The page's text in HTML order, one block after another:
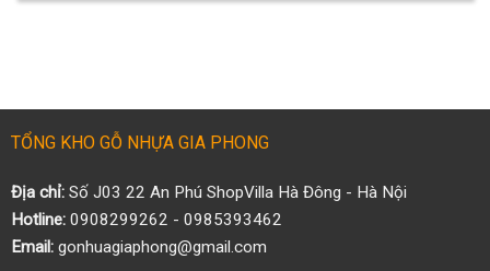
TỔNG KHO GỖ NHỰA GIA PHONG
Địa chỉ:Số J03 22 An Phú ShopVilla Hà Đông - Hà Nội
Hotline:0908299262 - 0985393462
Email:gonhuagiaphong@gmail.com